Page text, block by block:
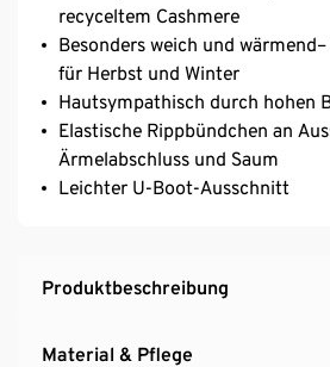
recyceltem Cashmere
Besonders weich und
für Herbst und Winter
Hautsympathisch durch hohen
Elastische Rippbündchen an
Ärmelabschluss und Saum
Leichter U-Boot-Ausschnitt
Produktbeschreibung
Material & Pflege